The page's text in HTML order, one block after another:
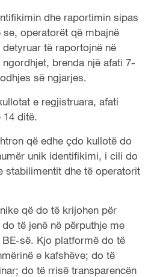
dhe raportimin sipas
operatorët që mbajnë
të raportojnë në
brenda një afati 7-
së ngjarjes.
e regjistruara, afati
14 ditë.
që edhe çdo kullotë do
unik identifikimi, i cili do
stabilimentit dhe të operatorit
që do të krijohen për
të jenë në përputhje me
së. Kjo platformë do të
e kafshëve; do të
do të rrisë transparencën